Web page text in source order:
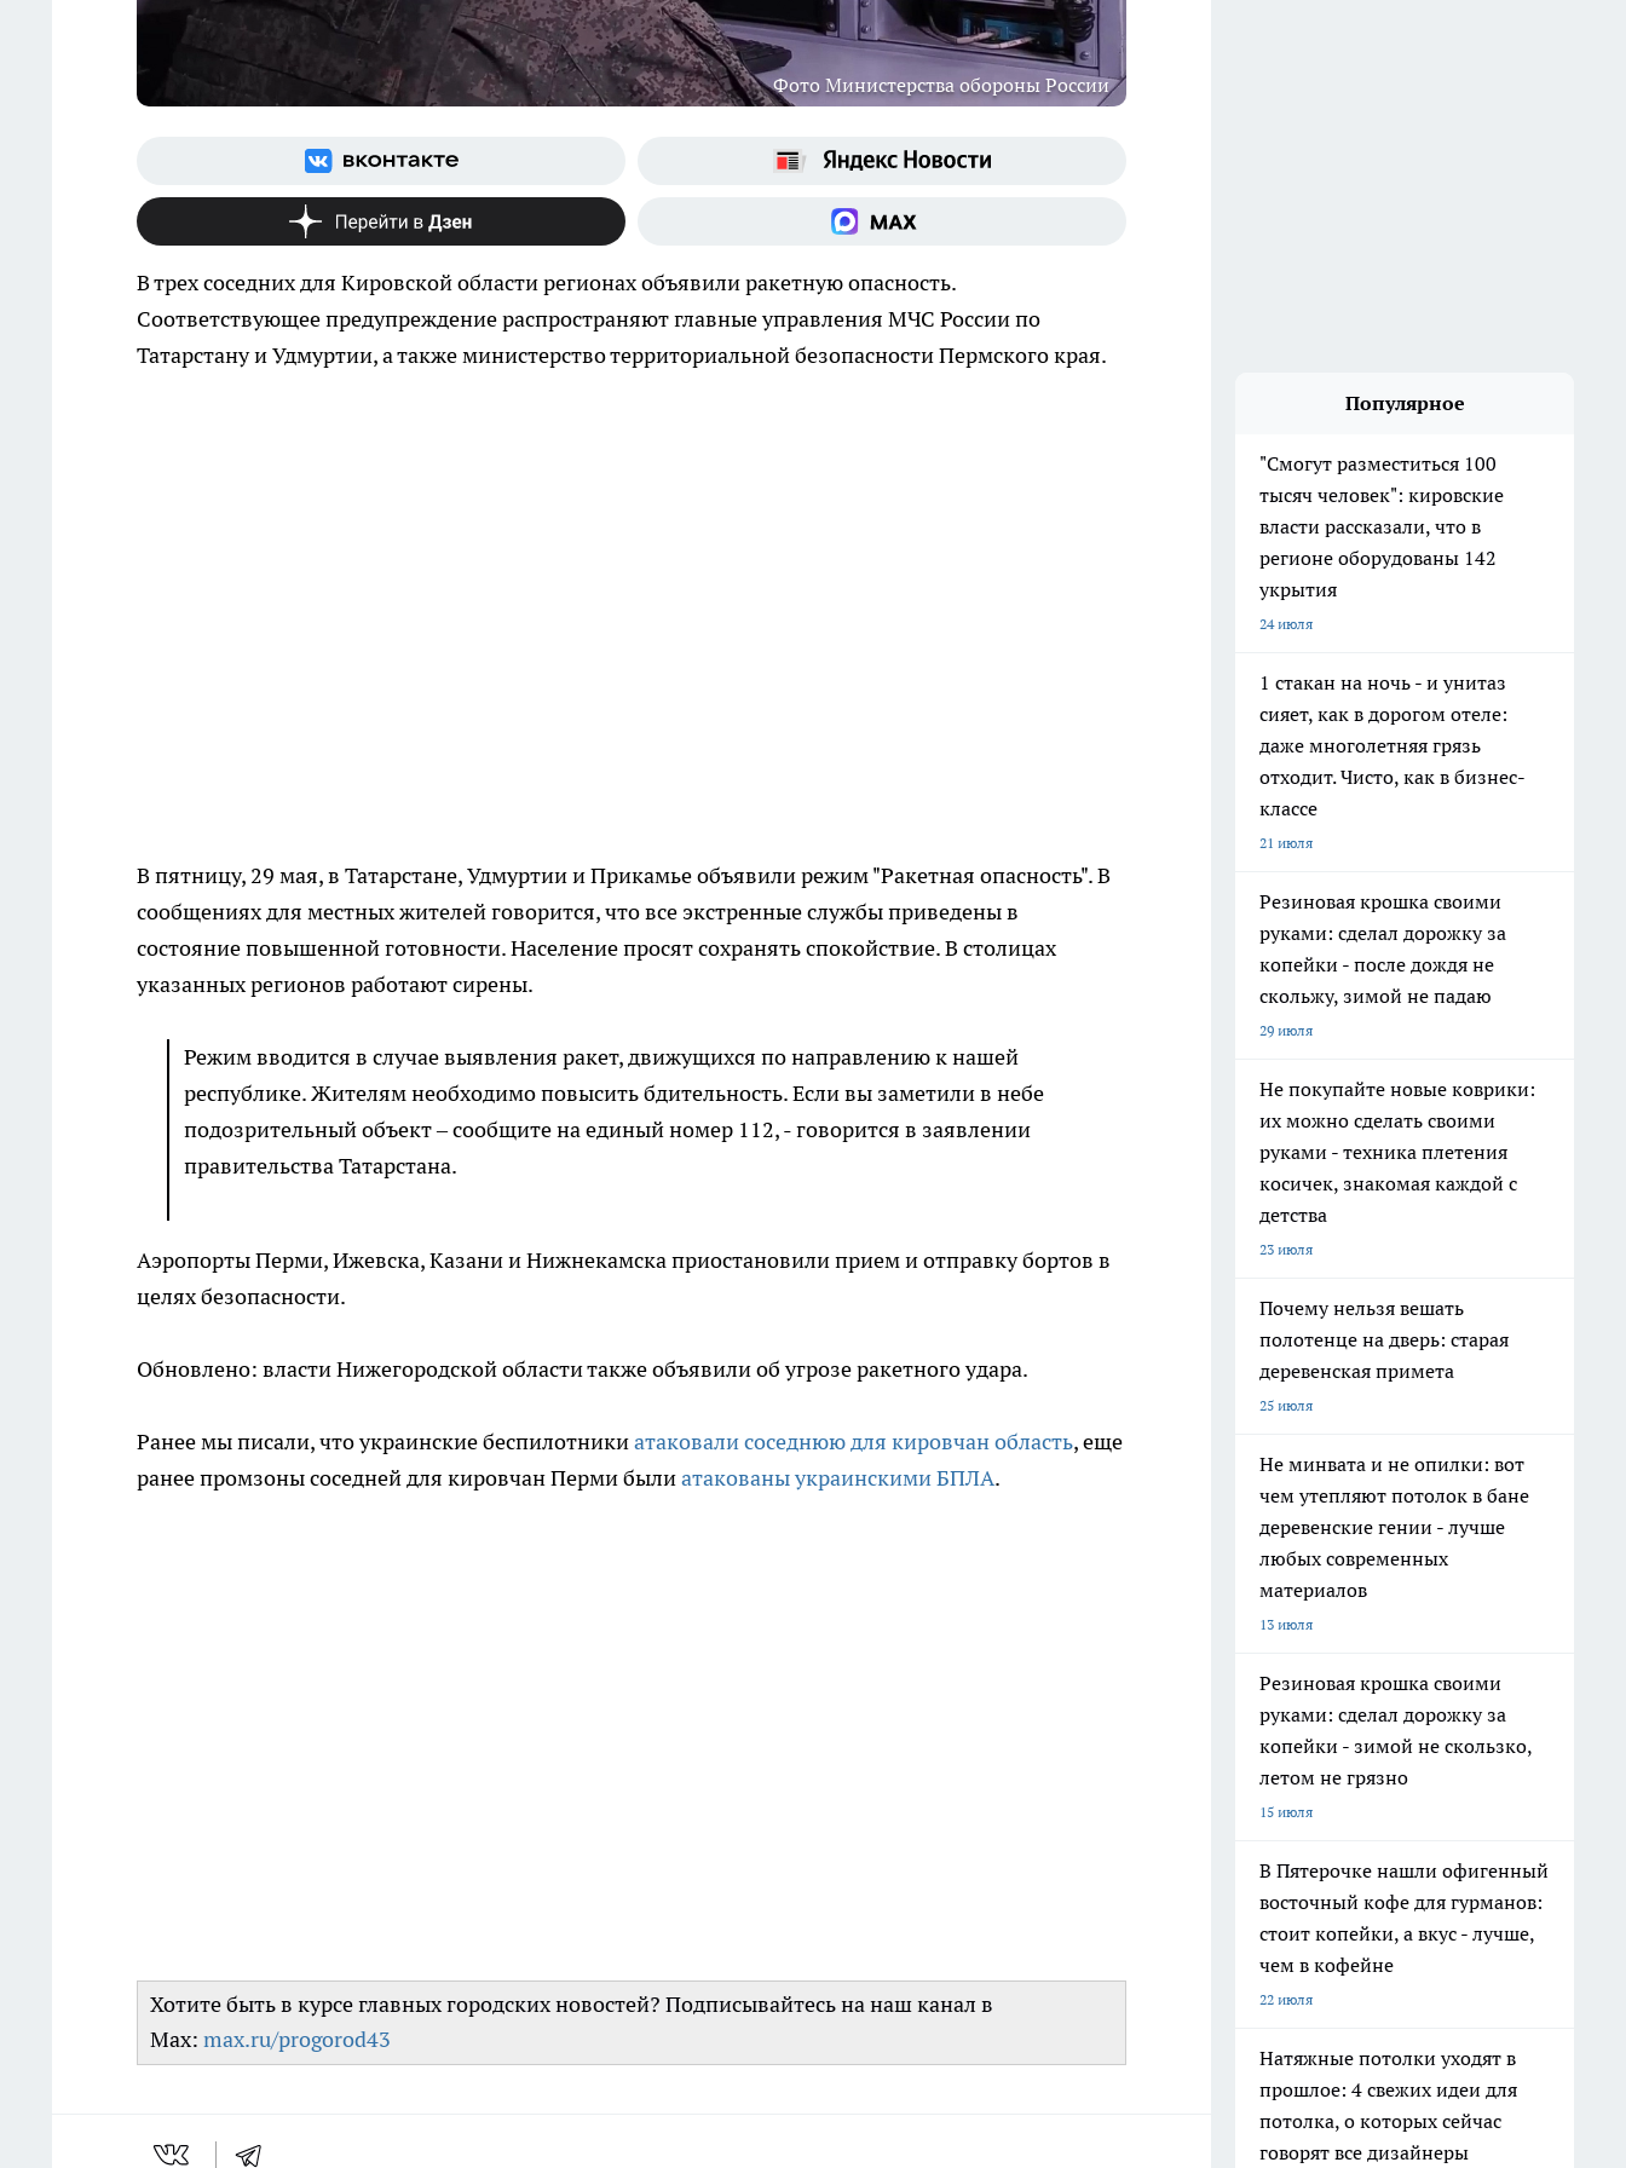
Фото Министерства обороны России
В трех соседних для Кировской области регионах объявили ракетную опасность.
Соответствующее предупреждение распространяют главные управления МЧС России по
Татарстану и Удмуртии, а также министерство территориальной безопасности Пермского края.
В пятницу, 29 мая, в Татарстане, Удмуртии и Прикамье объявили режим "Ракетная опасность". В
сообщениях для местных жителей говорится, что все экстренные службы приведены в
состояние повышенной готовности. Население просят сохранять спокойствие. В столицах
указанных регионов работают сирены.
Режим вводится в случае выявления ракет, движущихся по направлению к нашей
республике. Жителям необходимо повысить бдительность. Если вы заметили в небе
подозрительный объект – сообщите на единый номер 112, - говорится в заявлении
правительства Татарстана.
Аэропорты Перми, Ижевска, Казани и Нижнекамска приостановили прием и отправку бортов в
целях безопасности.
Обновлено: власти Нижегородской области также объявили об угрозе ракетного удара.
Ранее мы писали, что украинские беспилотникиатаковали соседнюю для кировчан область, еще
ранее промзоны соседней для кировчан Перми былиатакованы украинскими БПЛА.
Хотите быть в курсе главных городских новостей? Подписывайтесь на наш канал в
Max: max.ru/progorod43
Популярное
"Смогут разместиться 100
тысяч человек": кировские
власти рассказали, что в
регионе оборудованы 142
укрытия
24 июля
1 стакан на ночь - и унитаз
сияет, как в дорогом отеле:
даже многолетняя грязь
отходит. Чисто, как в бизнес-
классе
21 июля
Резиновая крошка своими
руками: сделал дорожку за
копейки - после дождя не
скольжу, зимой не падаю
29 июля
Не покупайте новые коврики:
их можно сделать своими
руками - техника плетения
косичек, знакомая каждой с
детства
23 июля
Почему нельзя вешать
полотенце на дверь: старая
деревенская примета
25 июля
Не минвата и не опилки: вот
чем утепляют потолок в бане
деревенские гении - лучше
любых современных
материалов
13 июля
Резиновая крошка своими
руками: сделал дорожку за
копейки - зимой не скользко,
летом не грязно
15 июля
В Пятерочке нашли офигенный
восточный кофе для гурманов:
стоит копейки, а вкус - лучше,
чем в кофейне
22 июля
Натяжные потолки уходят в
прошлое: 4 свежих идеи для
потолка, о которых сейчас
говорят все дизайнеры